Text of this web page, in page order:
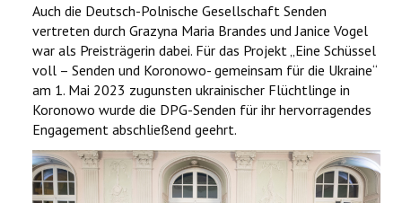
Auch die Deutsch-Polnische Gesellschaft Senden
vertreten durch Grazyna Maria Brandes und Janice Vogel
war als Preisträgerin dabei. Für das Projekt „Eine Schüssel
voll – Senden und Koronowo- gemeinsam für die Ukraine“
am 1. Mai 2023 zugunsten ukrainischer Flüchtlinge in
Koronowo wurde die DPG-Senden für ihr hervorragendes
Engagement abschließend geehrt.